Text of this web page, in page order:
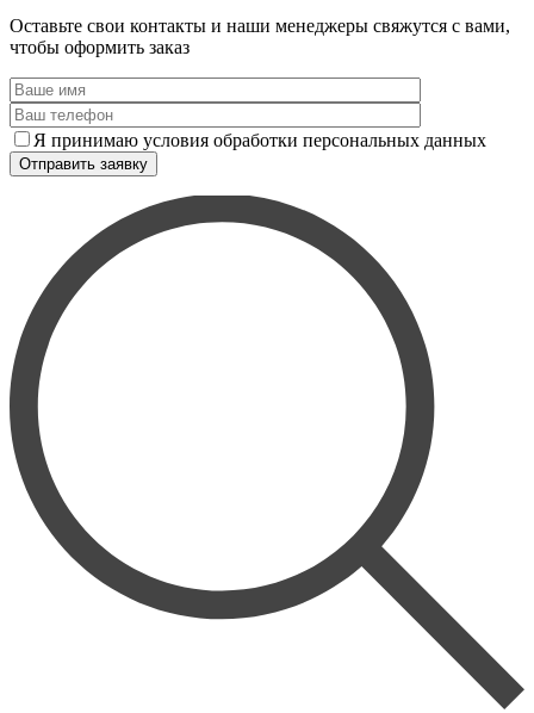
Оставьте свои контакты и наши менеджеры свяжутся с вами,
чтобы оформить заказ
Я принимаю условия обработки персональных данных